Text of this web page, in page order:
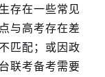
存在一些常见
与高考存在差
匹配；或因政
联考备考需要